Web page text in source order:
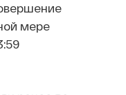
мере